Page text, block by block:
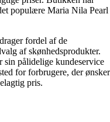
populære Maria Nila Pearl
fordel af de
af skønhedsprodukter.
sin pålidelige kundeservice
for forbrugere, der ønsker
pris.